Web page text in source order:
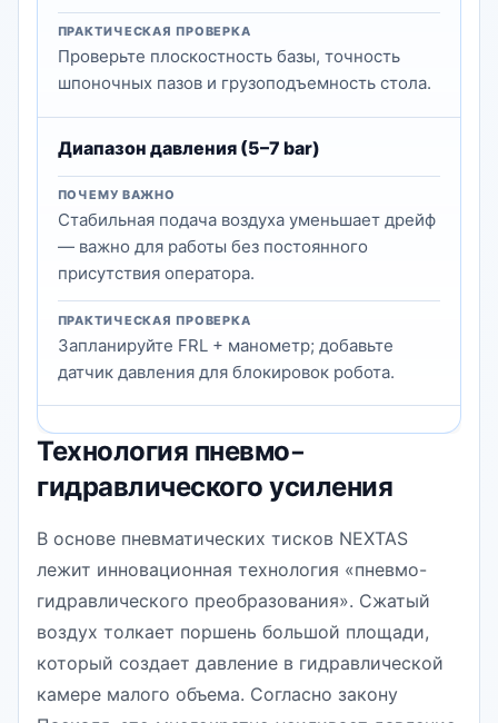
ПРАКТИЧЕСКАЯ ПРОВЕРКА
Проверьте плоскостность базы, точность
шпоночных пазов и грузоподъемность стола.
Диапазон давления (5–7 bar)
ПОЧЕМУ ВАЖНО
Стабильная подача воздуха уменьшает дрейф
— важно для работы без постоянного
присутствия оператора.
ПРАКТИЧЕСКАЯ ПРОВЕРКА
Запланируйте FRL + манометр; добавьте
датчик давления для блокировок робота.
Технология пневмо-
гидравлического усиления
В основе пневматических тисков NEXTAS
лежит инновационная технология «пневмо-
гидравлического преобразования». Сжатый
воздух толкает поршень большой площади,
который создает давление в гидравлической
камере малого объема. Согласно закону